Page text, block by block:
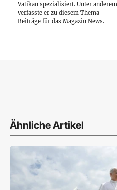
Vatikan spezialisiert. Unter anderem
verfasste er zu diesem Thema
Beiträge für das Magazin News.
Ähnliche Artikel